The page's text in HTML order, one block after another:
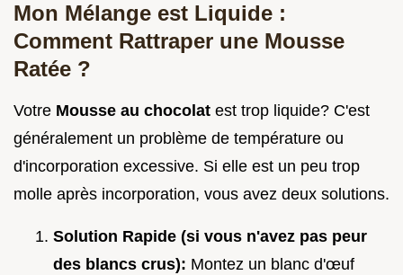
Mon Mélange est Liquide :
Comment Rattraper une Mousse
Ratée ?
Votre Mousse au chocolat est trop liquide? C'est
généralement un problème de température ou
d'incorporation excessive. Si elle est un peu trop
molle après incorporation, vous avez deux solutions.
Solution Rapide (si vous n'avez pas peur
des blancs crus): Montez un blanc d'œuf